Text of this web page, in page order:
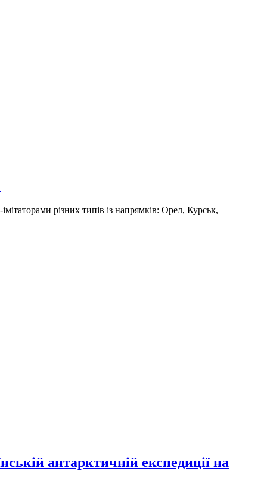
різних типів із напрямків: Орел, Курськ,
антарктичній експедиції на